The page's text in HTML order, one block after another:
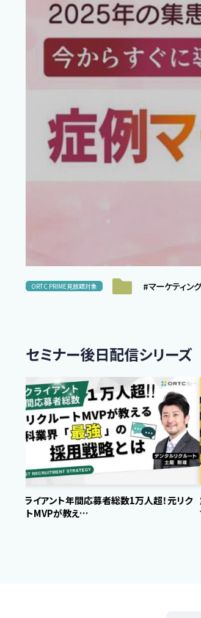
ORTC PRIME見放題対象 #マーケティン
セミナー後日配信シリーズ
全クライアント年間応募者総数1万人超！元リク
ルートMVPが教え…